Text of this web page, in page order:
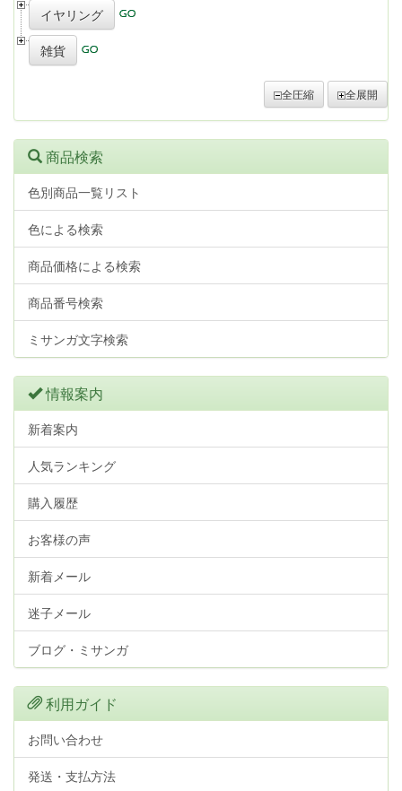
イヤリング
雑貨
全圧縮 全展開
商品検索
色別商品一覧リスト
色による検索
商品価格による検索
商品番号検索
ミサンガ文字検索
情報案内
新着案内
人気ランキング
購入履歴
お客様の声
新着メール
迷子メール
ブログ・ミサンガ
利用ガイド
お問い合わせ
発送・支払方法